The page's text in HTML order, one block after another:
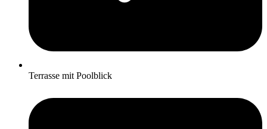
Terrasse mit Poolblick